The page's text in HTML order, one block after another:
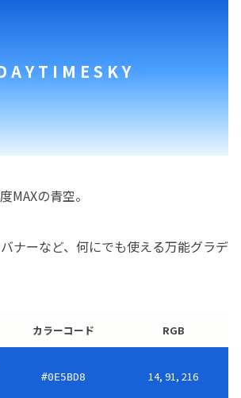
A Y T I M E S K Y
MAXの青空。
ナーなど、何にでも使える万能グラデ
カラーコード RGB
#0E5BD8 14, 91, 216